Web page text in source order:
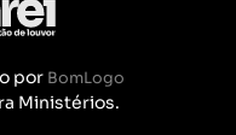
por BomLogo
Ministérios.